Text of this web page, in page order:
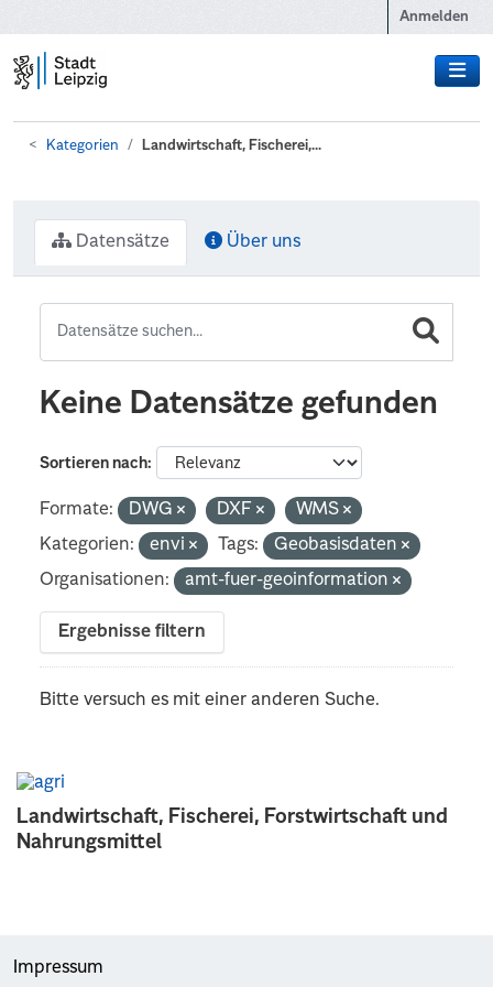
Anmelden
Kategorien Landwirtschaft, Fischerei,...
Landwirtschaft, Fischerei, Forstwirtschaft und
Nahrungsmittel
Datensätze Über uns
Keine Datensätze gefunden
Sortieren nach
Formate: DWG DXF
WMS
Kategorien:
envi Tags:
Geobasisdaten
Organisationen:
amt-fuer-geoinformation
Ergebnisse filtern
Bitte versuch es mit einer anderen Suche.
Impressum